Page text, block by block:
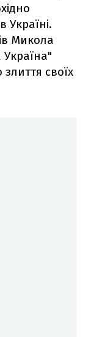
Україні.
Микола
Україна"
своїх